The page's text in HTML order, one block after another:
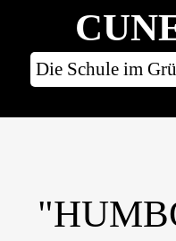
Die Schule im